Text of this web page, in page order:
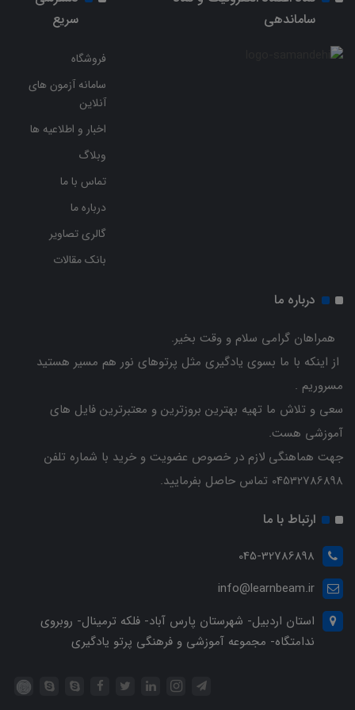
ساماندهی
سریع
فروشگاه
سامانه آزمون های
آنلاین
اخبار و اطلاعیه ها
وبلاگ
تماس با ما
درباره ما
گالری تصاویر
بانک مقالات
درباره ما
همراهان گرامی سلام و وقت بخیر.
از اینکه با ما بسوی یادگیری مثل پرتوهای نور هم مسیر هستید
مسروریم .
سعی و تلاش ما تهیه بهترین بروزترین و معتبرترین فایل های
آموزشی هست.
جهت هماهنگی لازم در خصوص عضویت و خرید با شماره تلفن
04532786898 تماس حاصل بفرمایید.
ارتباط با ما
045-32786898
info@learnbeam.ir
استان اردبیل- شهرستان پارس آباد- فلکه ترمینال- روبروی
ندامتگاه- مجموعه آموزشی و فرهنگی پرتو یادگیری